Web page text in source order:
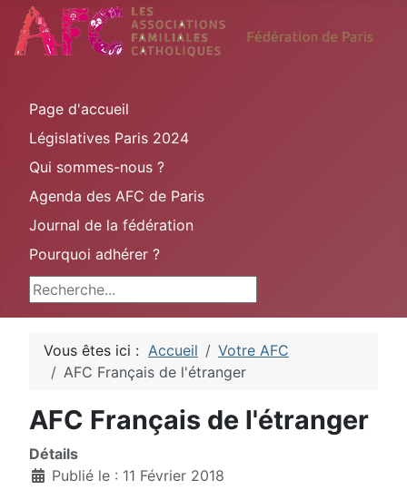
Page d'accueil
Législatives Paris 2024
Qui sommes-nous ?
Agenda des AFC de Paris
Journal de la fédération
Pourquoi adhérer ?
Rechercher
Vous êtes ici : Accueil
Votre AFC
AFC Français de l'étranger
AFC Français de l'étranger
Détails
Publié le : 11 Février 2018